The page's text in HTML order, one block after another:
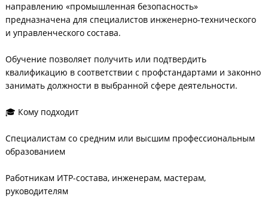
направлению «промышленная безопасность»
предназначена для специалистов инженерно-технического
и управленческого состава.
Обучение позволяет получить или подтвердить
квалификацию в соответствии с профстандартами и законно
занимать должности в выбранной сфере деятельности.
🎓 Кому подходит
Специалистам со средним или высшим профессиональным
образованием
Работникам ИТР-состава, инженерам, мастерам,
руководителям